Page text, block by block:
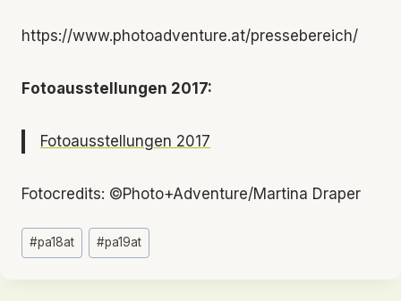
https://www.photoadventure.at/pressebereich/
Fotoausstellungen 2017: